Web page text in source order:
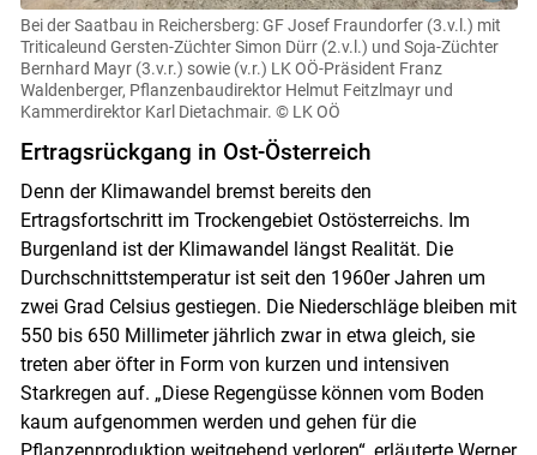
Bei der Saatbau in Reichersberg: GF Josef Fraundorfer (3.v.l.) mit
Triticaleund Gersten-Züchter Simon Dürr (2.v.l.) und Soja-Züchter
Bernhard Mayr (3.v.r.) sowie (v.r.) LK OÖ-Präsident Franz
Waldenberger, Pflanzenbaudirektor Helmut Feitzlmayr und
Kammerdirektor Karl Dietachmair. © LK OÖ
Ertragsrückgang in Ost-Österreich
Denn der Klimawandel bremst bereits den
Ertragsfortschritt im Trockengebiet Ostösterreichs. Im
Burgenland ist der Klimawandel längst Realität. Die
Durchschnittstemperatur ist seit den 1960er Jahren um
zwei Grad Celsius gestiegen. Die Niederschläge bleiben mit
550 bis 650 Millimeter jährlich zwar in etwa gleich, sie
treten aber öfter in Form von kurzen und intensiven
Starkregen auf. „Diese Regengüsse können vom Boden
kaum aufgenommen werden und gehen für die